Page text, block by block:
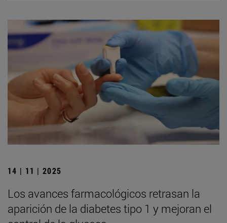
14 | 11 | 2025
Los avances farmacológicos retrasan la
aparición de la diabetes tipo 1 y mejoran el